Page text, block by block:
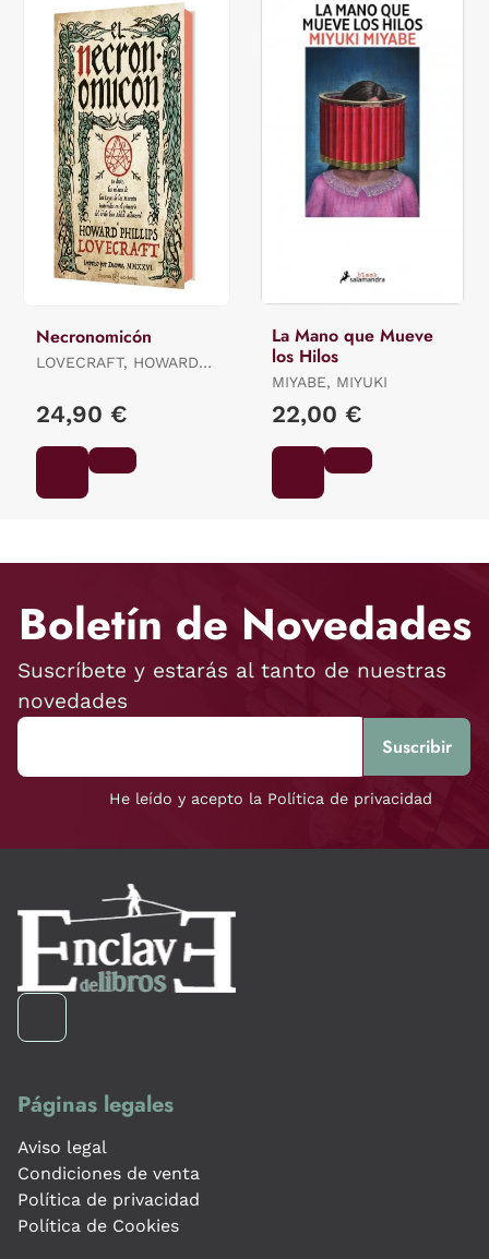
Necronomicón
LOVECRAFT, HOWARD
24,90 €
La Mano que Mueve
los Hilos
MIYABE, MIYUKI
22,00 €
Boletín de Novedades
Suscríbete y estarás al tanto de nuestras
novedades
He leído y acepto la Política de privacidad
Páginas legales
Aviso legal
Condiciones de venta
Política de privacidad
Política de Cookies